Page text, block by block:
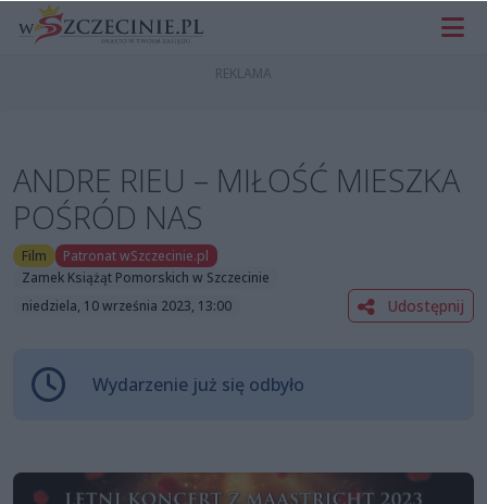
ANDRE RIEU – MIŁOŚĆ MIESZKA
POŚRÓD NAS
Film
Patronat wSzczecinie.pl
Zamek Książąt Pomorskich w Szczecinie
niedziela, 10 września 2023, 13:00
Udostępnij
Wydarzenie już się odbyło